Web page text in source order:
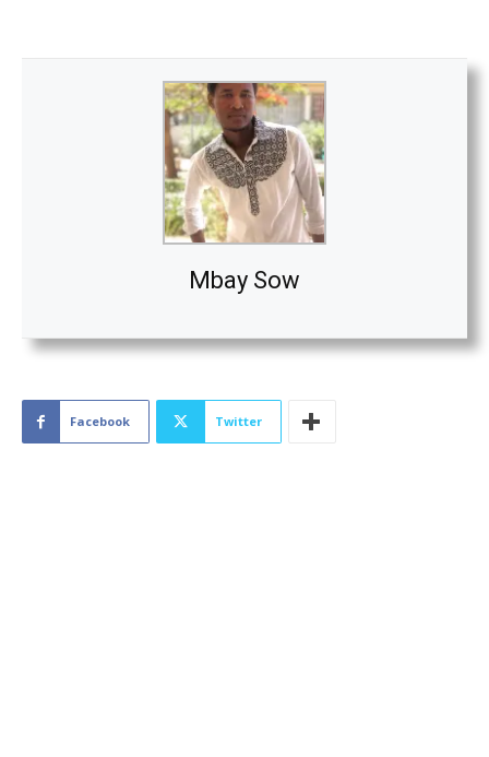
Mbay Sow
Facebook Twitter